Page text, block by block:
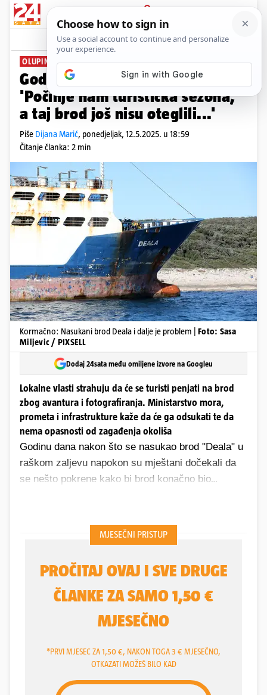
PRIJAVA
News Komentari
OLUPINA U RAŠKOM ZALJEVU PLUS+
Godinu dana nasukan u Istri:
'Počinje nam turistička sezona,
a taj brod još nisu oteglili...'
Piše Dijana Marić, ponedjeljak, 12.5.2025. u 18:59
Čitanje članka: 2 min
Kormačno: Nasukani brod Deala i dalje je problem | Foto: Sasa
Miljevic / PIXSELL
Dodaj 24sata među omiljene izvore na Googleu
Lokalne vlasti strahuju da će se turisti penjati na brod
zbog avantura i fotografiranja. Ministarstvo mora,
prometa i infrastrukture kaže da će ga odsukati te da
nema opasnosti od zagađenja okoliša
Godinu dana nakon što se nasukao brod "Deala" u
raškom zaljevu napokon su mještani dočekali da
se nešto pokrene kako bi brod konačno bio
Općine Raša Leo Knapić, turisti dolazili na opasni
brod koji je počeo trunuti i prepun je mikrorupa, te
radili "selfije" radi vlastite zabave, ne razmišljajući
o mogućim opasnostima. A već je polako krenula i
nova turistrička sezona. Konačno su započeli
pripremni radovi za složenu fazu njegovog
uklanjanja, i to sam dan nakon posljednje objave
tegljač "Horoz" zajedno će sa potrebnom opremom
stigao na poziciju, javilo je Ministarstvo mora,